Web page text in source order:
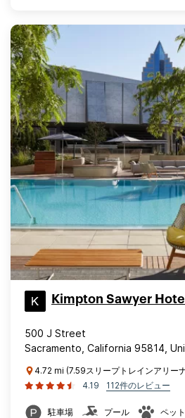
Kimpton Sawyer Hotel
500 J Street
Sacramento, California 95814,
4.72 mi (7.59スリープトレインアリー
4.19
112件のレビュー
駐車場 プール ペッ